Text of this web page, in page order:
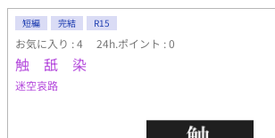
手、でも感情はかなり重め ムッツリDT系
世話焼き、すけべ好き むっちり筋肉191cm マ
談のみ ※完結済み作品『Nova』の続編とな
読み頂けます。
短編 完結 R15
お気に入り : 4 24h.ポイント : 0
触 舐 染
迷空哀路